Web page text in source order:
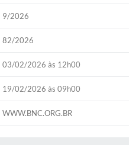
9/2026
82/2026
03/02/2026 às 12h00
19/02/2026 às 09h00
WWW.BNC.ORG.BR